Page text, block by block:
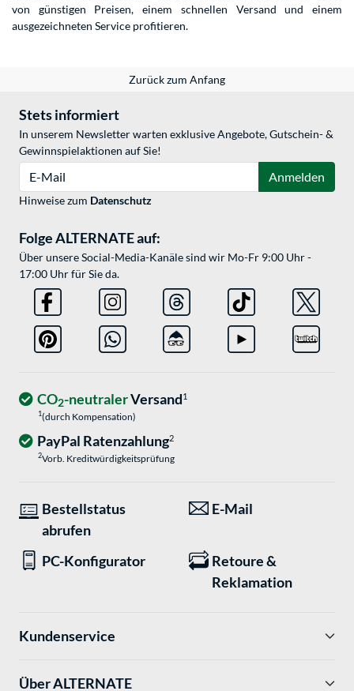
von günstigen Preisen, einem schnellen Versand und einem
ausgezeichneten Service profitieren.
Zurück zum Anfang
Stets informiert
In unserem Newsletter warten exklusive Angebote, Gutschein- &
Gewinnspielaktionen auf Sie!
Anmelden
Hinweise zum Datenschutz
Folge ALTERNATE auf:
Über unsere Social-Media-Kanäle sind wir Mo-Fr 9:00 Uhr -
17:00 Uhr für Sie da.
CO2-neutralerVersand1
1(durch Kompensation)
PayPal Ratenzahlung2
2Vorb. Kreditwürdigkeitsprüfung
Bestellstatus
abrufen
E-Mail
PC-Konfigurator
Retoure &
Reklamation
Kundenservice
Über ALTERNATE